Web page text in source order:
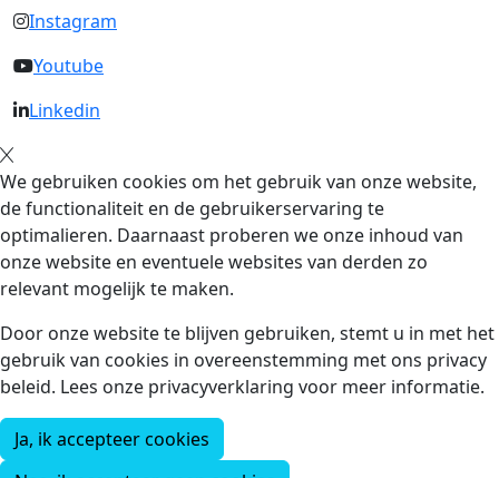
Instagram
Youtube
Linkedin
We gebruiken cookies om het gebruik van onze website,
de functionaliteit en de gebruikerservaring te
optimalieren. Daarnaast proberen we onze inhoud van
onze website en eventuele websites van derden zo
relevant mogelijk te maken.
Door onze website te blijven gebruiken, stemt u in met het
gebruik van cookies in overeenstemming met ons privacy
beleid. Lees onze privacyverklaring voor meer informatie.
Ja, ik accepteer cookies